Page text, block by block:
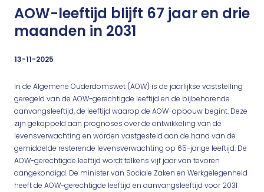
AOW-leeftijd blijft 67 jaar en drie
maanden in 2031
13-11-2025
In de Algemene Ouderdomswet (AOW) is de jaarlijkse vaststelling
geregeld van de AOW-gerechtigde leeftijd en de bijbehorende
aanvangsleeftijd, de leeftijd waarop de AOW-opbouw begint. Deze
zijn gekoppeld aan prognoses over de ontwikkeling van de
levensverwachting en worden vastgesteld aan de hand van de
gemiddelde resterende levensverwachting op 65-jarige leeftijd. De
AOW-gerechtigde leeftijd wordt telkens vijf jaar van tevoren
aangekondigd. De minister van Sociale Zaken en Werkgelegenheid
heeft de AOW-gerechtigde leeftijd en aanvangsleeftijd voor 2031